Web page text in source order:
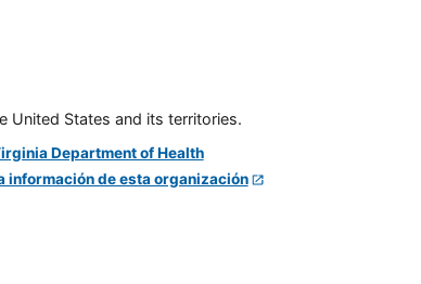
United States and its territories.
información de esta organización